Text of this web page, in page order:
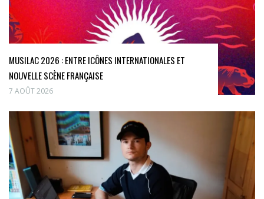
MUSILAC 2026 : ENTRE ICÔNES INTERNATIONALES ET
NOUVELLE SCÈNE FRANÇAISE
7 AOÛT 2026